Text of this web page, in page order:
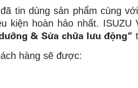
tin dùng sản phẩm cùng
kiện hoàn hảo nhất.
& Sửa chữa lưu động”
hàng sẽ được: